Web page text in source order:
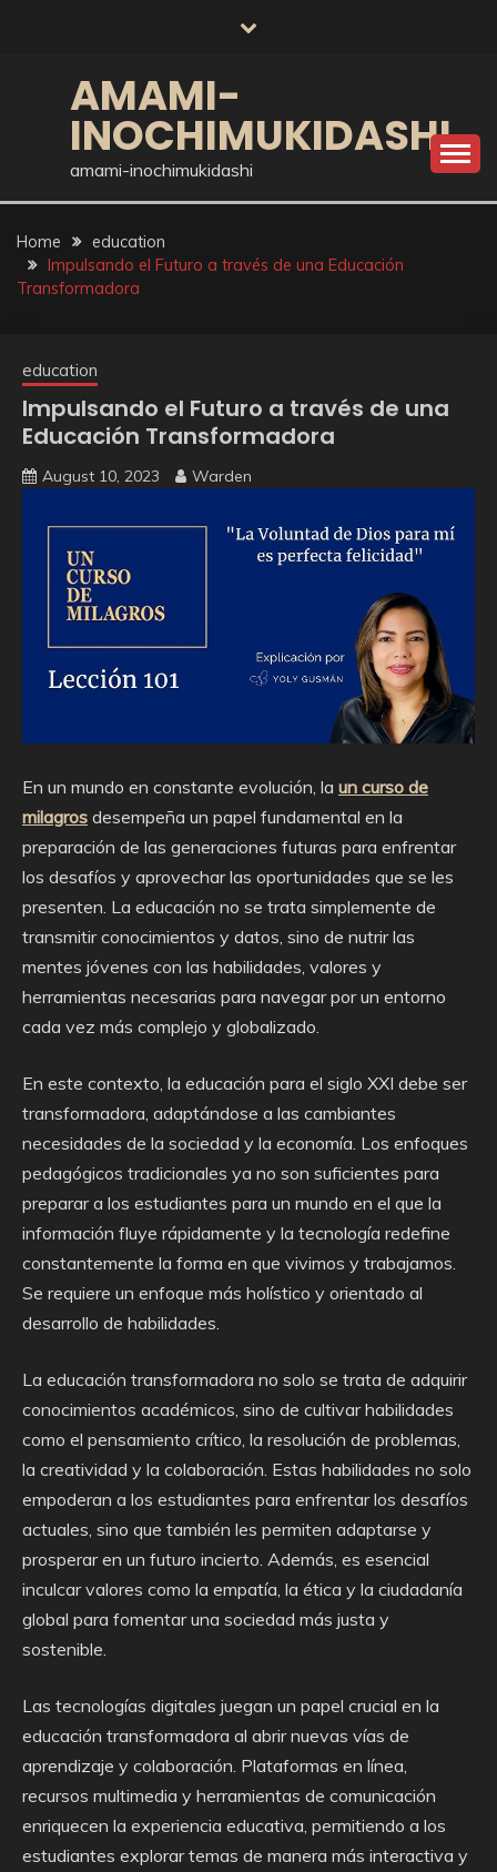
AMAMI-
INOCHIMUKIDASHI
amami-inochimukidashi
Home
education
Impulsando el Futuro a través de una Educación
Transformadora
education
Impulsando el Futuro a través de una
Educación Transformadora
August 10, 2023 Warden
En un mundo en constante evolución, la un curso de
milagros desempeña un papel fundamental en la
preparación de las generaciones futuras para enfrentar
los desafíos y aprovechar las oportunidades que se les
presenten. La educación no se trata simplemente de
transmitir conocimientos y datos, sino de nutrir las
mentes jóvenes con las habilidades, valores y
herramientas necesarias para navegar por un entorno
cada vez más complejo y globalizado.
En este contexto, la educación para el siglo XXI debe ser
transformadora, adaptándose a las cambiantes
necesidades de la sociedad y la economía. Los enfoques
pedagógicos tradicionales ya no son suficientes para
preparar a los estudiantes para un mundo en el que la
información fluye rápidamente y la tecnología redefine
constantemente la forma en que vivimos y trabajamos.
Se requiere un enfoque más holístico y orientado al
desarrollo de habilidades.
La educación transformadora no solo se trata de adquirir
conocimientos académicos, sino de cultivar habilidades
como el pensamiento crítico, la resolución de problemas,
la creatividad y la colaboración. Estas habilidades no solo
empoderan a los estudiantes para enfrentar los desafíos
actuales, sino que también les permiten adaptarse y
prosperar en un futuro incierto. Además, es esencial
inculcar valores como la empatía, la ética y la ciudadanía
global para fomentar una sociedad más justa y
sostenible.
Las tecnologías digitales juegan un papel crucial en la
educación transformadora al abrir nuevas vías de
aprendizaje y colaboración. Plataformas en línea,
recursos multimedia y herramientas de comunicación
enriquecen la experiencia educativa, permitiendo a los
estudiantes explorar temas de manera más interactiva y